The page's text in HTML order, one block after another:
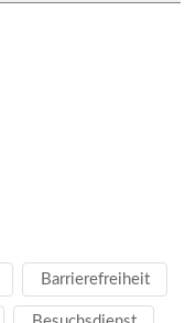
Barrierefreiheit